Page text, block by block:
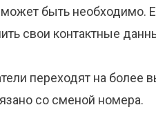
быть необходимо.
свои контактные
переходят на более
со сменой номера.